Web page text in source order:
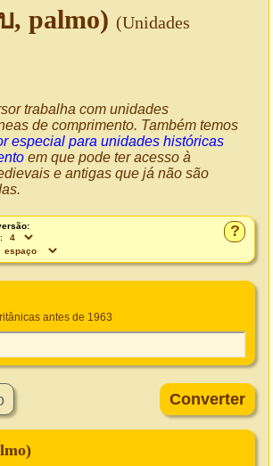
, palmo) (Unidades
trabalha com unidades
de comprimento. Também temos
especial para unidades históricas
em que pode ter acesso à
e antigas que já não são
?
antes de 1963